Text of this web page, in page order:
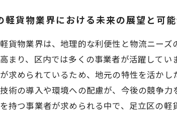
軽貨物業界における未来の展望と可
貨物業界は、地理的な利便性と物流ニー
まり、区内では多くの事業者が活躍して
求められているため、地元の特性を活か
術の導入や環境への配慮が、今後の競争
持つ事業者が求められる中で、足立区の